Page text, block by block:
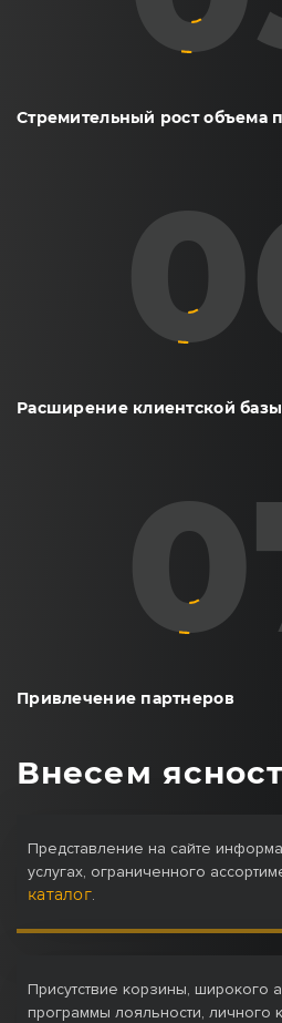
Стремительный рост объема
Расширение клиентской базы
Привлечение партнеров
Внесем
Представление на сайте
услугах, ограниченного
каталог.
Присутствие корзины, широкого
программы лояльности, личного